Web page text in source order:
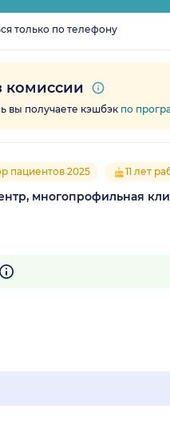
только по телефону
комиссии
вы получаете кэшбэк по
пациентов 2025 11 лет
многопрофильная